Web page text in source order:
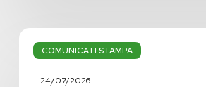
COMUNICATI STAMPA
Bilancio
regionale:
24/07/2026